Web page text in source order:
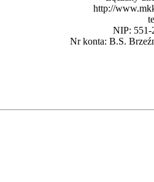
http://
NIP: 551-
Nr konta: B.S.